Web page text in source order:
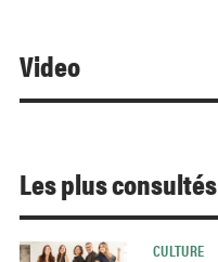
Video
Les plus consultés
CULTURE